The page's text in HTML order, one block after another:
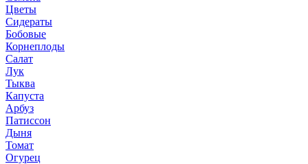
Цветы
Сидераты
Бобовые
Корнеплоды
Салат
Лук
Тыква
Капуста
Арбуз
Патиссон
Дыня
Томат
Огурец